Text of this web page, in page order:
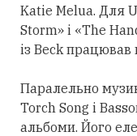
Katie Melua. Для
Storm» і «The
із Beck працював
Паралельно
Torch Song і
альбоми. Його